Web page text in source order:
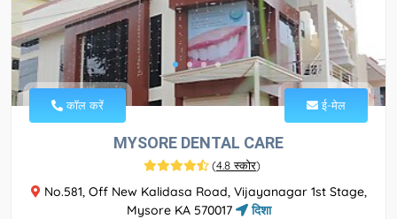
कॉल करें ई-मेल
MYSORE DENTAL CARE
(4.8 स्कोर)
No.581, Off New Kalidasa Road, Vijayanagar 1st Stage,
Mysore KA 570017
दिशा